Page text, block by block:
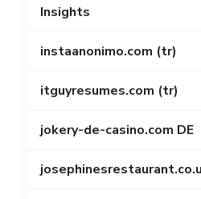
Insights
instaanonimo.com (tr)
itguyresumes.com (tr)
jokery-de-casino.com DE